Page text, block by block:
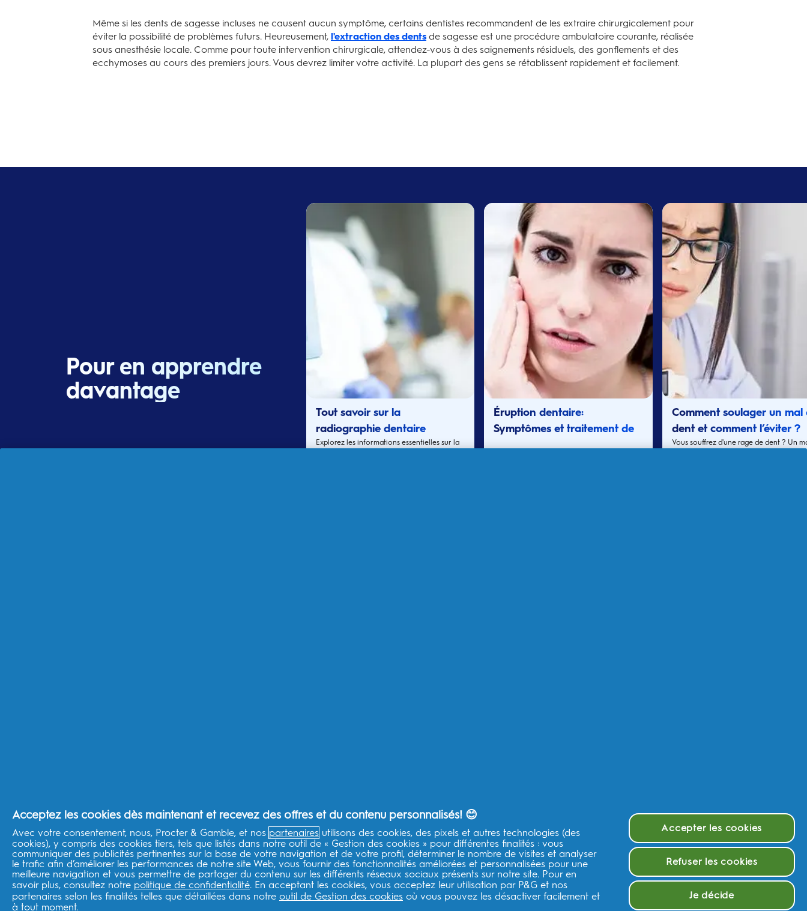
Même si les dents de sagesse incluses ne causent aucun symptôme, certains dentistes recommandent de les extraire chirurgicalement pour
éviter la possibilité de problèmes futurs. Heureusement, l'extraction des dentsde sagesse est une procédure ambulatoire courante, réalisée
sous anesthésie locale. Comme pour toute intervention chirurgicale, attendez-vous à des saignements résiduels, des gonflements et des
ecchymoses au cours des premiers jours. Vous devrez limiter votre activité. La plupart des gens se rétablissent rapidement et facilement.
Pour en apprendre
davantage
Tout savoir sur la
radiographie dentaire
Explorez les informations essentielles sur la
Éruption dentaire:
Symptômes et traitement de
Comment soulager un mal
dent et comment l’éviter ?
Vous souffrez d'une rage de dent ? Un
Marques P&G
Oral-B Professional
Fixodent
Conseils d'hygiène bucco dentaire
Sante bucco dentaire
Envie de Plus
Braun
Mentions lègales
Mes Données - P&G FR
Mes Données - P&G BE
P&G Global Terms & Conditions
Politique de confidentialité - P&G
Déclaration d’accessibilité
Choix publicitaires
Plan du site
Notification de confidentialité
Assistance produits
Service Client iO2
Service de réparation
Contactez nous
Politique de retour
EU 2023/826
Acceptez les cookies dès maintenant et recevez des offres et du contenu personnalisés! 😊
Avec votre consentement, nous, Procter & Gamble, et nos partenaires utilisons des cookies, des pixels et autres technologies (des
cookies), y compris des cookies tiers, tels que listés dans notre outil de « Gestion des cookies » pour différentes finalités : vous
communiquer des publicités pertinentes sur la base de votre navigation et de votre profil, déterminer le nombre de visites et analyser
le trafic afin d’améliorer les performances de notre site Web, vous fournir des fonctionnalités améliorées et personnalisées pour une
meilleure navigation et vous permettre de partager du contenu sur les différents réseaux sociaux présents sur notre site. Pour en
savoir plus, consultez notre politique de confidentialité. En acceptant les cookies, vous acceptez leur utilisation par P&G et nos
partenaires selon les finalités telles que détaillées dans notre outil de Gestion des cookies où vous pouvez les désactiver facilement et
à tout moment.
Accepter les cookies
Refuser les cookies
Je décide